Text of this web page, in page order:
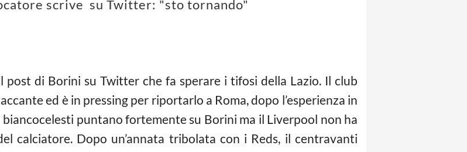
scrive su Twitter: "sto tornando"
post di Borini su Twitter che fa sperare i tifosi della Lazio. Il club
ed è in pressing per riportarlo a Roma, dopo l’esperienza in
biancocelesti puntano fortemente su Borini ma il Liverpool non ha
calciatore. Dopo un’annata tribolata con i Reds, il centravanti